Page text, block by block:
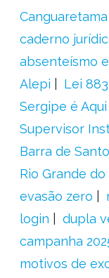
Canguaretama
caderno
absenteísmo
Alepi
Lei
Sergipe é Aqui
Supervisor
Barra de
Rio Grande do
evasão zero
login
dupla
campanha
motivos de